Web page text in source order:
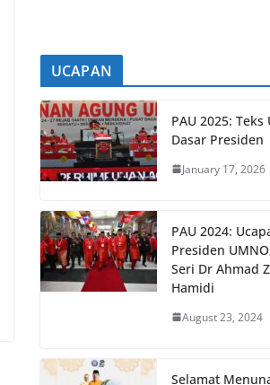
UCAPAN
PAU 2025: Teks
Dasar Presiden
January 17, 2026
PAU 2024:
Presiden
Seri Dr Ahmad
Hamidi
August 23, 2024
Selamat